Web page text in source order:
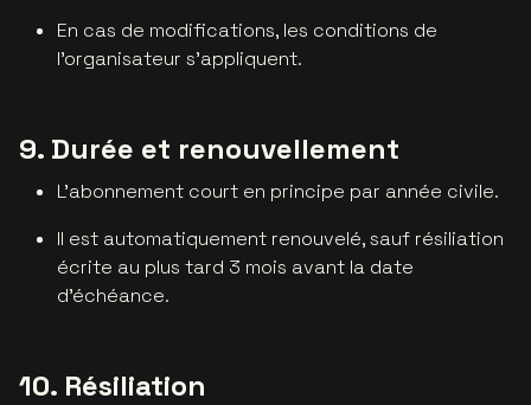
En cas de modifications, les conditions de
l'organisateur s'appliquent.
9. Durée et renouvellement
L'abonnement court en principe par année civile.
Il est automatiquement renouvelé, sauf résiliation
écrite au plus tard 3 mois avant la date
d'échéance.
10. Résiliation